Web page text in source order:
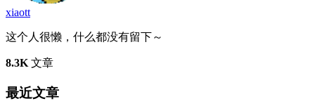
xiaott
这个人很懒，什么都没有留下～
8.3K 文章
最近文章